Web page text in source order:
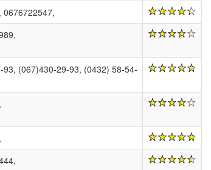
0676722547,
93, (067)430-29-93, (0432) 58-54-